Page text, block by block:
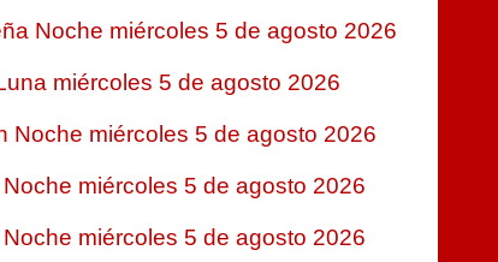
Noche miércoles 5 de agosto 2026
miércoles 5 de agosto 2026
Noche miércoles 5 de agosto 2026
miércoles 5 de agosto 2026
miércoles 5 de agosto 2026